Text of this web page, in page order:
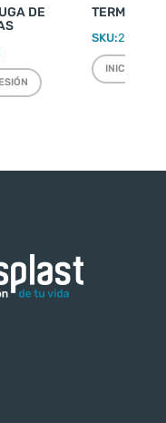
DE
TERMO
SKU:2220
INICIÁ